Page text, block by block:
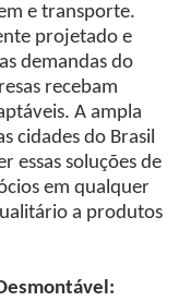
e transporte.
projetado e
demandas do
recebam
A ampla
cidades do Brasil
essas soluções de
em qualquer
a produtos